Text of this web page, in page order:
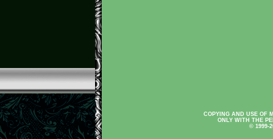
COPYING AND USE OF
ONLY WITH THE
© 1999-